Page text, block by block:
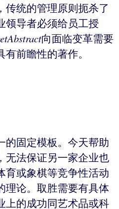
传统的管理原则扼杀了
领导者必须给员工授
向面临变革需要
前瞻性的著作。
的固定模板。今天帮助
无法保证另一家企业也
育或象棋等竞争性活动
理论。取胜需要有具体
上的成功同艺术品或科